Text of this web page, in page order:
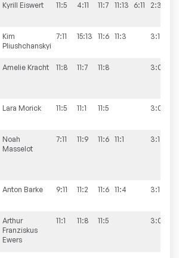
Kyrill Eiswert 11:5 4:11 11:7 11:13 6:11 2:3
Kim
Pliushchanskyi
7:11 15:13 11:6 11:3 3:1
Amelie Kracht 11:8 11:7 11:8 3:0
Lara Morick 11:5 11:1 11:5 3:0
Noah
Masselot
7:11 11:9 11:6 11:1 3:1
Anton Barke 9:11 11:2 11:6 11:4 3:1
Arthur
Franziskus
Ewers
11:1 11:8 11:5 3:0